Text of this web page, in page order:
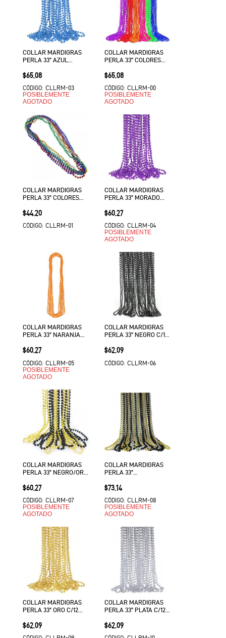
COLLAR MARDIGRAS
PERLA 33" AZUL
Precio
$65.08
CÓDIGO: CLLRM-03
POSIBLEMENTE
AGOTADO
COLLAR MARDIGRAS
PERLA 33" COLORES
Precio
$65.08
CÓDIGO: CLLRM-00
POSIBLEMENTE
AGOTADO
COLLAR MARDIGRAS
PERLA 33" COLORES
EURO VMF
Precio
$44.20
CÓDIGO: CLLRM-01
COLLAR MARDIGRAS
PERLA 33" MORADO
Precio
$60.27
CÓDIGO: CLLRM-04
POSIBLEMENTE
AGOTADO
COLLAR MARDIGRAS
PERLA 33" NARANJA
Precio
$60.27
CÓDIGO: CLLRM-05
POSIBLEMENTE
AGOTADO
COLLAR MARDIGRAS
PERLA 33" NEGRO C/12
Precio
$62.09
CÓDIGO: CLLRM-06
COLLAR MARDIGRAS
PERLA 33" NEGRO/ORO
Precio
$60.27
CÓDIGO: CLLRM-07
POSIBLEMENTE
AGOTADO
COLLAR MARDIGRAS
PERLA 33"
C/12 VMF
Precio
$73.14
CÓDIGO: CLLRM-08
POSIBLEMENTE
AGOTADO
COLLAR MARDIGRAS
PERLA 33" ORO C/12
Precio
$62.09
COLLAR MARDIGRAS
PERLA 33" PLATA C/12
Precio
$62.09